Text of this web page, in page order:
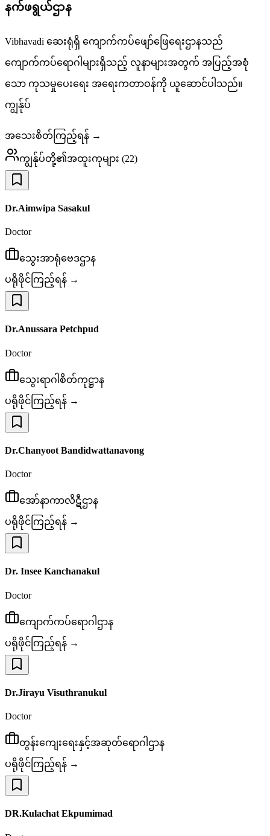
နက်ဖရွယ်ဌာန
Vibhavadi ဆေးရုံရှိ ကျောက်ကပ်ဖျော်ဖြေရေးဌာနသည်
ကျောက်ကပ်ရောဂါများရှိသည့် လူနာများအတွက် အပြည့်အစုံ
သော ကုသမှုပေးရေး အရေးကတာဝန်ကို ယူဆောင်ပါသည်။
ကျွန်ုပ်
အသေးစိတ်ကြည့်ရန် →
ကျွန်ုပ်တို့၏အထူးကုများ (22)
Dr.Aimwipa Sasakul
Doctor
သွေးအာရုံဗေဒဌာန
ပရိုဖိုင်ကြည့်ရန် →
Dr.Anussara Petchpud
Doctor
သွေးရာဂါစိတ်ကုဋ္ဌာန
ပရိုဖိုင်ကြည့်ရန် →
Dr.Chanyoot Bandidwattanavong
Doctor
အော်နာကာလိဋီဌာန
ပရိုဖိုင်ကြည့်ရန် →
Dr. Insee Kanchanakul
Doctor
ကျောက်ကပ်ရောဂါဌာန
ပရိုဖိုင်ကြည့်ရန် →
Dr.Jirayu Visuthranukul
Doctor
တွန်းကျေးရေးနှင့်အဆုတ်ရောဂါဌာန
ပရိုဖိုင်ကြည့်ရန် →
DR.Kulachat Ekpumimad